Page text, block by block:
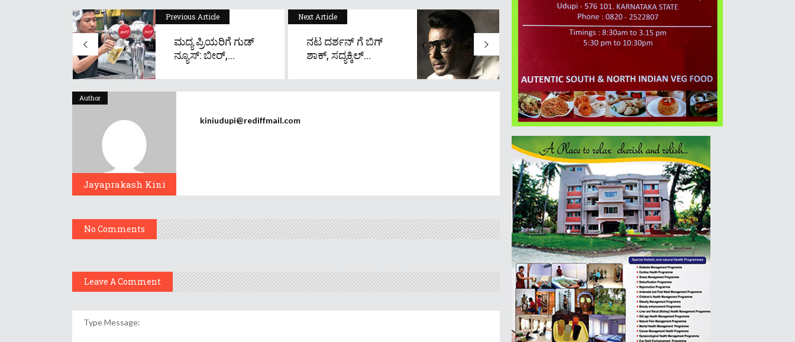
Previous Article
ಮದ್ಯ ಪ್ರಿಯರಿಗೆ ಗುಡ್
ನ್ಯೂಸ್: ಬೀರ್,...
Next Article
ನಟ ದರ್ಶನ್ ಗೆ ಬಿಗ್
ಶಾಕ್, ಸದ್ಯಕ್ಕಿಲ್...
Author
Jayaprakash Kini
kiniudupi@rediffmail.com
No Comments
Leave A Comment